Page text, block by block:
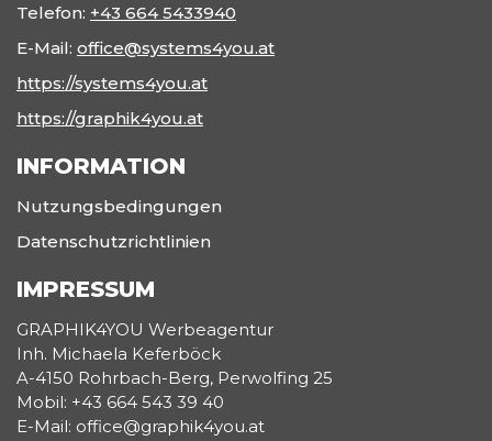
Telefon: +43 664 5433940
E-Mail: office@systems4you.at
https://systems4you.at
https://graphik4you.at
INFORMATION
Nutzungsbedingungen
Datenschutzrichtlinien
IMPRESSUM
GRAPHIK4YOU Werbeagentur
Inh. Michaela Keferböck
A-4150 Rohrbach-Berg, Perwolfing 25
Mobil: +43 664 543 39 40
E-Mail: office@graphik4you.at